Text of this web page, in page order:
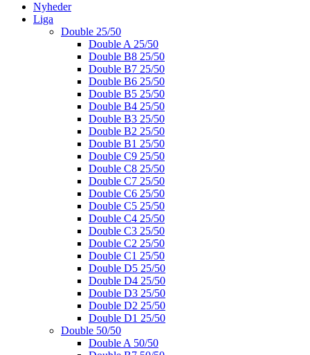
Nyheder
Liga
Double 25/50
Double A 25/50
Double B8 25/50
Double B7 25/50
Double B6 25/50
Double B5 25/50
Double B4 25/50
Double B3 25/50
Double B2 25/50
Double B1 25/50
Double C9 25/50
Double C8 25/50
Double C7 25/50
Double C6 25/50
Double C5 25/50
Double C4 25/50
Double C3 25/50
Double C2 25/50
Double C1 25/50
Double D5 25/50
Double D4 25/50
Double D3 25/50
Double D2 25/50
Double D1 25/50
Double 50/50
Double A 50/50